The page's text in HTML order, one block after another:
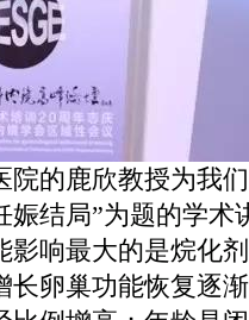
院的鹿欣教授为我
娠结局”为题的学术
影响最大的是烷化
长卵巢功能恢复逐